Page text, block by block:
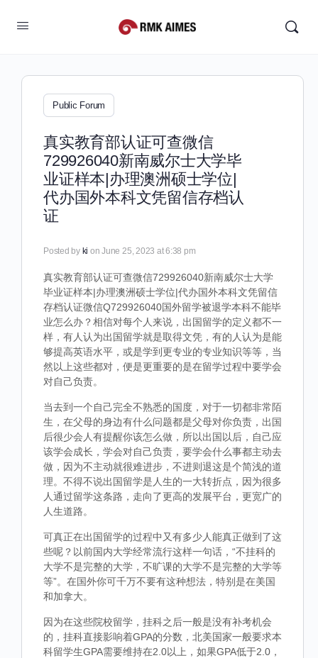
Public Forum
真实教育部认证可查微信
729926040新南威尔士大学毕
业证样本|办理澳洲硕士学位|
代办国外本科文凭留信存档认
证
Posted by ki on June 25, 2023 at 6:38 pm
真实教育部认证可查微信729926040新南威尔士大学
毕业证样本|办理澳洲硕士学位|代办国外本科文凭留信
存档认证微信Q729926040国外留学被退学本科不能毕
业怎么办？相信对每个人来说，出国留学的定义都不一
样，有人认为出国留学就是取得文凭，有的人认为是能
够提高英语水平，或是学到更专业的专业知识等等，当
然以上这些都对，便是更重要的是在留学过程中要学会
对自己负责。
当去到一个自己完全不熟悉的国度，对于一切都非常陌
生，在父母的身边有什么问题都是父母对你负责，出国
后很少会人有提醒你该怎么做，所以出国以后，自己应
该学会成长，学会对自己负责，要学会什么事都主动去
做，因为不主动就很难进步，不进则退这是个简浅的道
理。不得不说出国留学是人生的一大转折点，因为很多
人通过留学这条路，走向了更高的发展平台，更宽广的
人生道路。
可真正在出国留学的过程中又有多少人能真正做到了这
些呢？以前国内大学经常流行这样一句话，“不挂科的
大学不是完整的大学，不旷课的大学不是完整的大学等
等”。在国外你可千万不要有这种想法，特别是在美国
和加拿大。
因为在这些院校留学，挂科之后一般是没有补考机会
的，挂科直接影响着GPA的分数，北美国家一般要求本
科留学生GPA需要维持在2.0以上，如果GPA低于2.0，